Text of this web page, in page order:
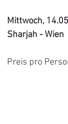
Mittwoch,
Preis pro